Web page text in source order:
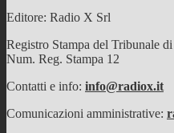
Editore: Radio X Srl
Registro Stampa del Tribunale
Num. Reg. Stampa 12
Contatti e info: info@radiox.it
Comunicazioni amministrative: